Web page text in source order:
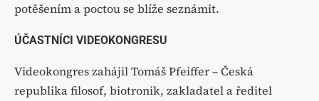
potěšením a poctou se blíže seznámit.
ÚČASTNÍCI VIDEOKONGRESU
Videokongres zahájil Tomáš Pfeiffer – Česká
republikafilosof, biotronik, zakladatel a ředitel